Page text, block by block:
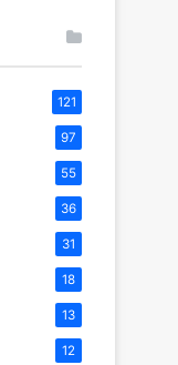
121
97
55
36
31
18
13
12